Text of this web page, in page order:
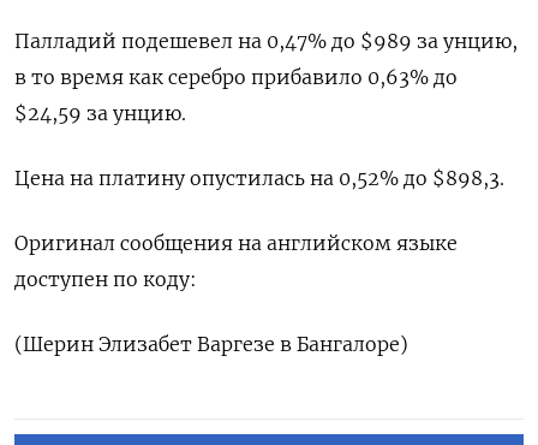
Палладий подешевел на 0,47% до $989​​ за унцию,
в то время как серебро прибавило 0,63% до
$24,59​ за унцию.
Цена на платину опустилась на 0,52% до $898,3.
Оригинал сообщения на английском языке
доступен по коду:
(Шерин Элизабет Варгезе в Бангалоре)